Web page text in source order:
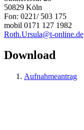
50829 Köln
Fon: 0221/ 503 175
mobil 0171 127 1982
Roth.Ursula@t-online.de
Download
Aufnahmeantrag